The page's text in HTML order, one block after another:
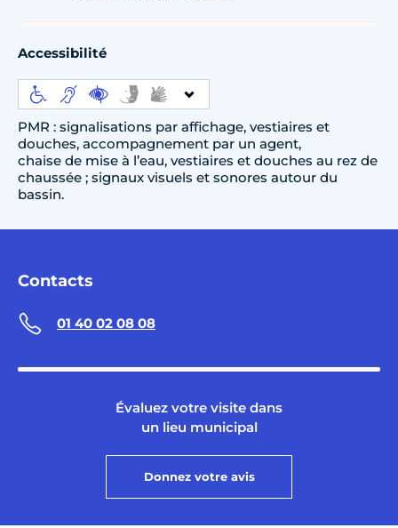
Accessibilité
PMR : signalisations par affichage, vestiaires et
douches, accompagnement par un agent,
chaise de mise à l’eau, vestiaires et douches au rez de
chaussée ; signaux visuels et sonores autour du
bassin.
Contacts
01 40 02 08 08
Évaluez votre visite dans
un lieu municipal
Donnez votre avis